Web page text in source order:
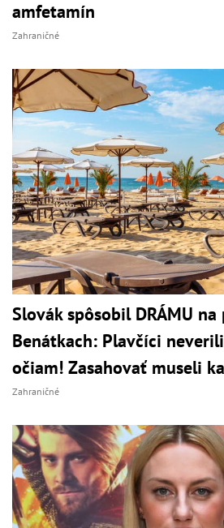
amfetamín
Zahraničné
Slovák spôsobil DRÁMU
Benátkach: Plavčíci
očiam! Zasahovať museli
Zahraničné